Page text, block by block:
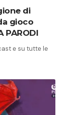
di
gioco
PARODI
e su tutte le